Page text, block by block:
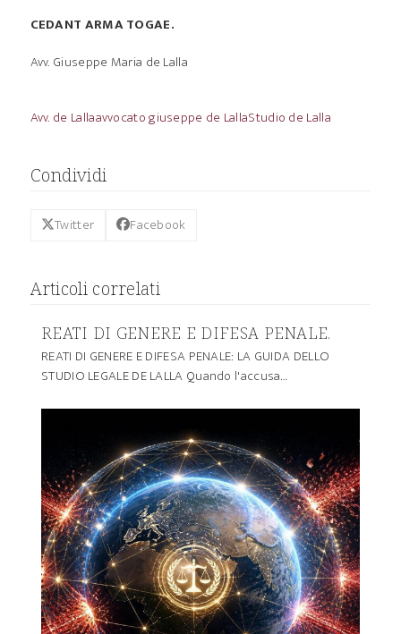
CEDANT ARMA TOGAE.
Avv. Giuseppe Maria de Lalla
Avv. de Lallaavvocato giuseppe de LallaStudio de Lalla
Condividi
Twitter Facebook
Articoli correlati
REATI DI GENERE E DIFESA PENALE.
REATI DI GENERE E DIFESA PENALE: LA GUIDA DELLO
STUDIO LEGALE DE LALLA Quando l'accusa…